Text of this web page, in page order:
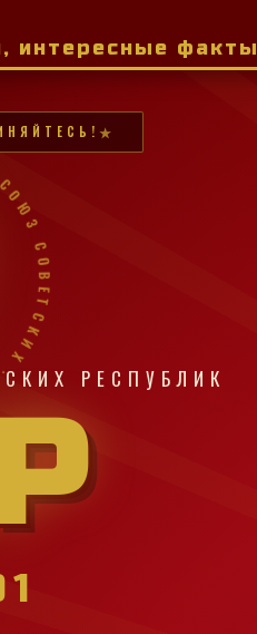
интересные факты
· РЕСПУБЛИК